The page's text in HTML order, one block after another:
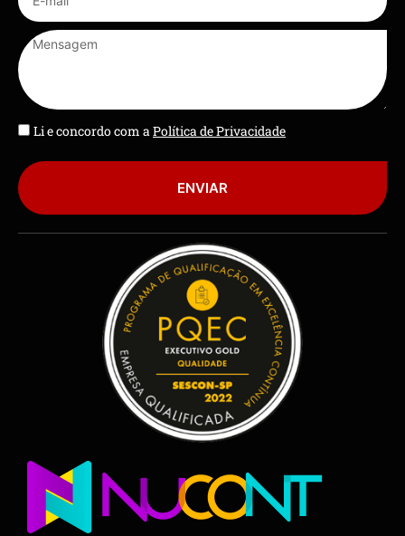
Li e concordo com aPolítica de Privacidade
ENVIAR